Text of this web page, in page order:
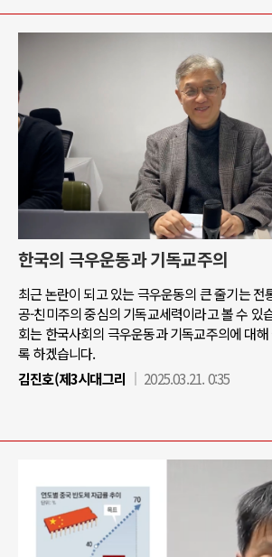
한국의 극우운동과 기독교주의
최근 논란이 되고 있는 극우운동의 큰 줄기는 전
공-친미주의 중심의 기독교세력이라고 볼 수 있
회는 한국사회의 극우운동과 기독교주의에 대
록 하겠습니다.
김진호(제3시대그리
2025.03.21. 0:35